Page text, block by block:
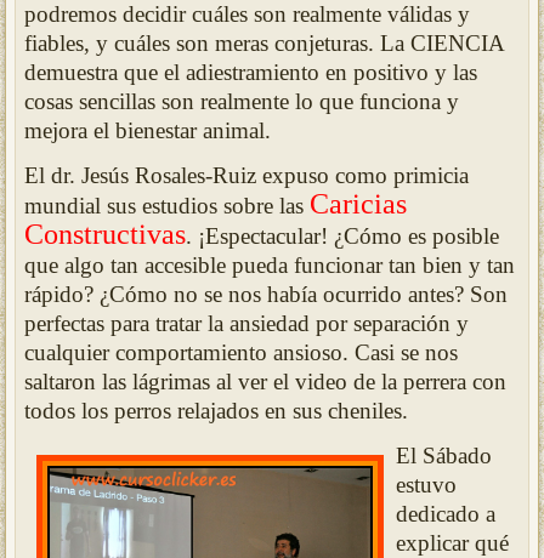
podremos decidir cuáles son realmente válidas y
fiables, y cuáles son meras conjeturas. La CIENCIA
demuestra que el adiestramiento en positivo y las
cosas sencillas son realmente lo que funciona y
mejora el bienestar animal.
El dr. Jesús Rosales-Ruiz expuso como primicia
mundial sus estudios sobre las Caricias
Constructivas. ¡Espectacular! ¿Cómo es posible
que algo tan accesible pueda funcionar tan bien y tan
rápido? ¿Cómo no se nos había ocurrido antes? Son
perfectas para tratar la ansiedad por separación y
cualquier comportamiento ansioso. Casi se nos
saltaron las lágrimas al ver el video de la perrera con
todos los perros relajados en sus cheniles.
El Sábado
estuvo
dedicado a
explicar qué